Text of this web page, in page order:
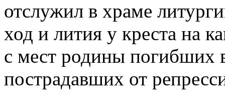
отслужил в храме
ход и лития у креста на
с мест родины погибших
пострадавших от